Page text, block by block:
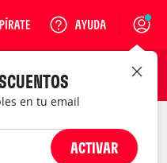
Login
en tu email
ACTIVAR